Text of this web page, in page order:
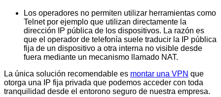
Los operadores no permiten utilizar herramientas como
Telnet por ejemplo que utilizan directamente la
dirección IP pública de los dispositivos. La razón es
que el operador de telefonía suele traducir la IP pública
fija de un dispositivo a otra interna no visible desde
fuera mediante un mecanismo llamado NAT.
La única solución recomendable es montar una VPN que
otorga una IP fija privada que podemos acceder con toda
tranquilidad desde el entorono seguro de nuestra empresa.